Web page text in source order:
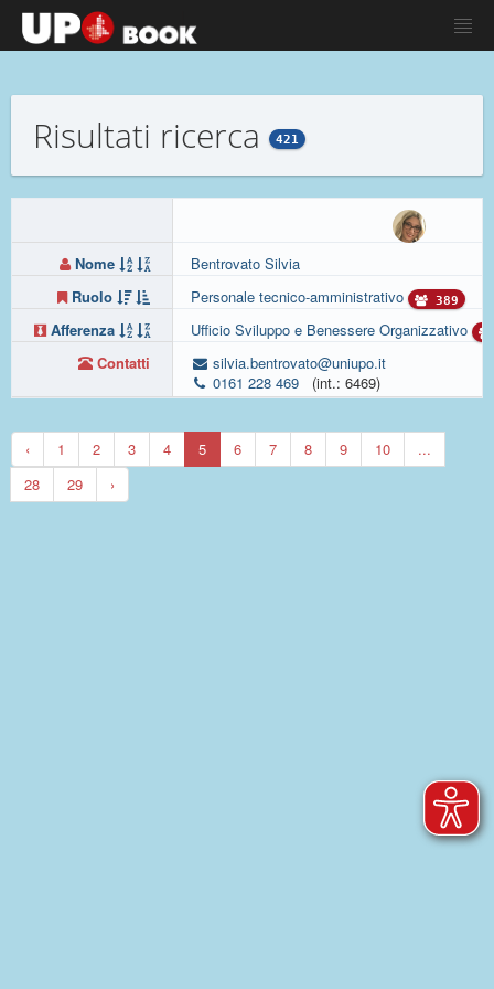
Risultati ricerca 421
Nome
Ruolo
Afferenza
Contatti
Bentrovato Silvia
Personale tecnico-amministrativo
389
Ufficio Sviluppo e Benessere Organizzativo
silvia.bentrovato@uniupo.it
0161 228 469
(int.: 6469)
‹ 1 2 3 4 5 6 7 8 9 10
...
28
29 ›